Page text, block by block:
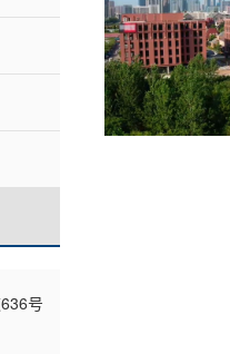
号